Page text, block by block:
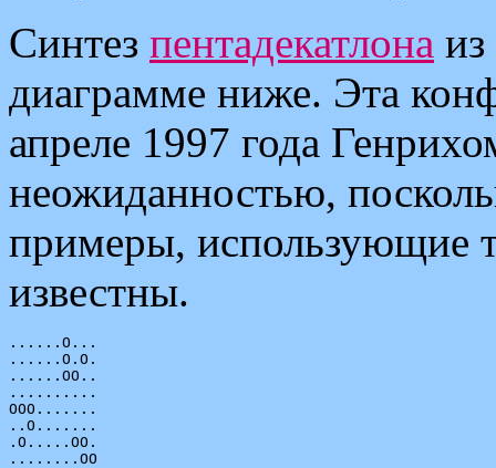
Синтез пентадекатлона из
диаграмме ниже. Эта
апреле 1997 года
неожиданностью,
примеры, использующие
известны.
......O...
......O.O.
......OO..
..........
OOO.......
..O.......
.O.....OO.
........OO